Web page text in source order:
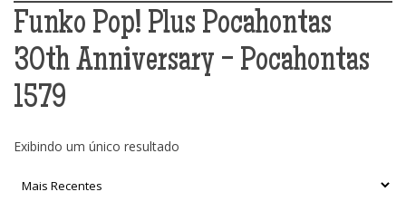
Funko Pop! Plus Pocahontas
30th Anniversary - Pocahontas
1579
Exibindo um único resultado